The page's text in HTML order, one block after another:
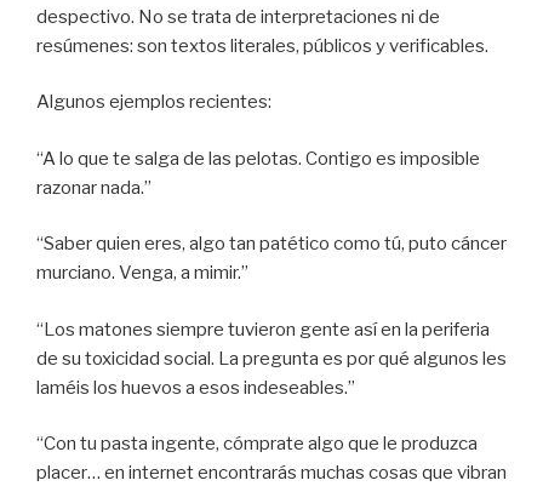
despectivo. No se trata de interpretaciones ni de
resúmenes: son textos literales, públicos y verificables.
Algunos ejemplos recientes:
“A lo que te salga de las pelotas. Contigo es imposible
razonar nada.”
“Saber quien eres, algo tan patético como tú, puto cáncer
murciano. Venga, a mimir.”
“Los matones siempre tuvieron gente así en la periferia
de su toxicidad social. La pregunta es por qué algunos les
laméis los huevos a esos indeseables.”
“Con tu pasta ingente, cómprate algo que le produzca
placer… en internet encontrarás muchas cosas que vibran